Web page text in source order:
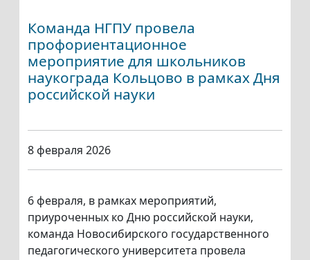
Команда НГПУ провела
профориентационное
мероприятие для школьников
наукограда Кольцово в рамках Дня
российской науки
8 февраля 2026
6 февраля, в рамках мероприятий,
приуроченных ко Дню российской науки,
команда Новосибирского государственного
педагогического университета провела